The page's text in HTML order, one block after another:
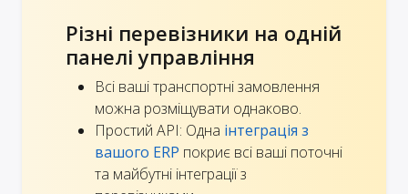
Різні перевізники на одній
панелі управління
Всі ваші транспортні замовлення
можна розміщувати однаково.
Простий API: Одна інтеграція з
вашого ERP покриє всі ваші поточні
та майбутні інтеграції з